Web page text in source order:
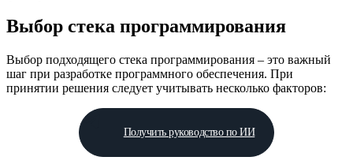
Выбор стека программирования
Выбор подходящего стека программирования – это важный
шаг при разработке программного обеспечения. При
принятии решения следует учитывать несколько факторов:
Получить руководство по ИИ